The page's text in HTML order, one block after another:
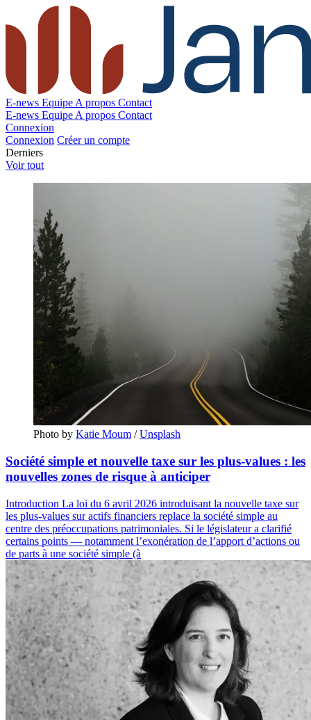
E-news Equipe A propos Contact
E-news Equipe A propos Contact
Connexion
Connexion Créer un compte
Derniers
Voir tout
Photo by Katie Moum / Unsplash
Société simple et nouvelle taxe sur les plus-values : les
nouvelles zones de risque à anticiper
Introduction La loi du 6 avril 2026 introduisant la nouvelle taxe sur
les plus-values sur actifs financiers replace la société simple au
centre des préoccupations patrimoniales. Si le législateur a clarifié
certains points — notamment l’exonération de l’apport d’actions ou
de parts à une société simple (à